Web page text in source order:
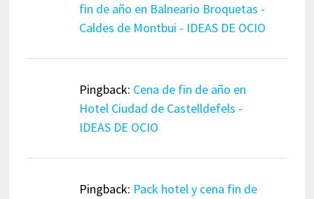
fin de año en Balneario Broquetas -
Caldes de Montbui - IDEAS DE OCIO
Pingback: Cena de fin de año en
Hotel Ciudad de Castelldefels -
IDEAS DE OCIO
Pingback: Pack hotel y cena fin de